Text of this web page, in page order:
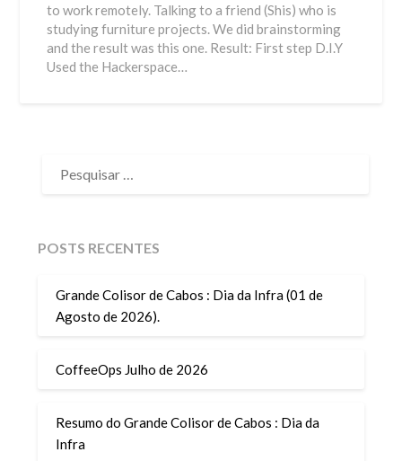
to work remotely. Talking to a friend (Shis) who is
studying furniture projects. We did brainstorming
and the result was this one. Result: First step D.I.Y
Used the Hackerspace…
POR:
POSTS RECENTES
Grande Colisor de Cabos : Dia da Infra (01 de
Agosto de 2026).
CoffeeOps Julho de 2026
Resumo do Grande Colisor de Cabos : Dia da
Infra